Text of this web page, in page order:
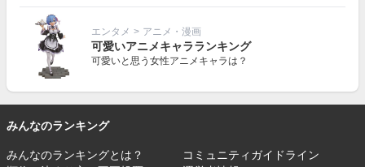
エンタメ > アニメ・漫画
可愛いアニメキャラランキング
可愛いと思う女性アニメキャラは？
みんなのランキング
みんなのランキングとは？
コミュニティガイドライン